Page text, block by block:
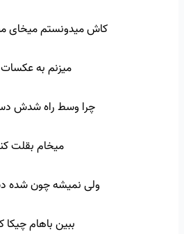
کاش میدونستم میخای
میزنم به
چرا وسط راه شدش
میخام بقلت
ولی نمیشه چون شده
ببین باهام چیکا